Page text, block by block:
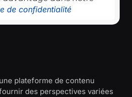
de confidentialité
plateforme de contenu
des perspectives variées